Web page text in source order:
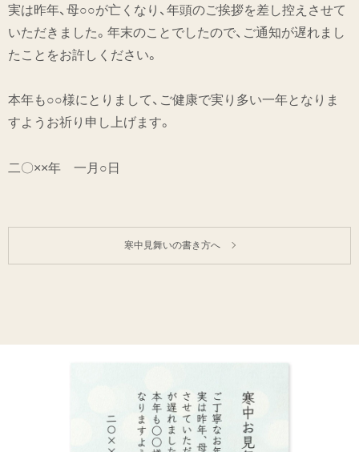
実は昨年、母○○が亡くなり、年頭のご挨拶を差し控えさせて
いただきました。年末のことでしたので、ご通知が遅れまし
たことをお許しください。
本年も○○様にとりまして、ご健康で実り多い一年となりま
すようお祈り申し上げます。
二〇××年 一月○日
寒中見舞いの書き方へ
ミドリオフィシャルサイト